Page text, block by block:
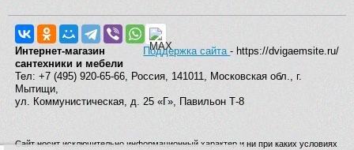
Поддержка сайта- https://dvigaemsite.ru/
Интернет-магазин
сантехники и мебели
Тел: +7 (495) 920-65-66, Россия, 141011, Московская обл., г.
Мытищи,
ул. Коммунистическая, д. 25 «Г», Павильон Т-8
Сайт носит исключительно информационный характер и ни при каких условиях